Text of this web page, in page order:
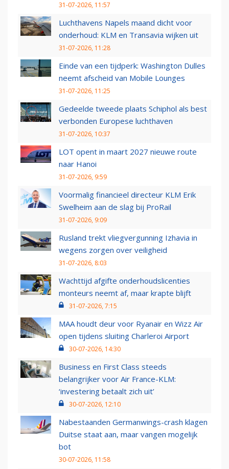
31-07-2026, 11:57
Luchthavens Napels maand dicht voor
onderhoud: KLM en Transavia wijken uit
31-07-2026, 11:28
Einde van een tijdperk: Washington Dulles
neemt afscheid van Mobile Lounges
31-07-2026, 11:25
Gedeelde tweede plaats Schiphol als best
verbonden Europese luchthaven
31-07-2026, 10:37
LOT opent in maart 2027 nieuwe route
naar Hanoi
31-07-2026, 9:59
Voormalig financieel directeur KLM Erik
Swelheim aan de slag bij ProRail
31-07-2026, 9:09
Rusland trekt vliegvergunning Izhavia in
wegens zorgen over veiligheid
31-07-2026, 8:03
Wachttijd afgifte onderhoudslicenties
monteurs neemt af, maar krapte blijft
31-07-2026, 7:15
MAA houdt deur voor Ryanair en Wizz Air
open tijdens sluiting Charleroi Airport
30-07-2026, 14:30
Business en First Class steeds
belangrijker voor Air France-KLM:
‘investering betaalt zich uit’
30-07-2026, 12:10
Nabestaanden Germanwings-crash klagen
Duitse staat aan, maar vangen mogelijk
bot
30-07-2026, 11:58